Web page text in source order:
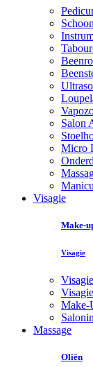
Salon
Micro
Visagie
Make-
Visagie
Make-
Massage
Oliën